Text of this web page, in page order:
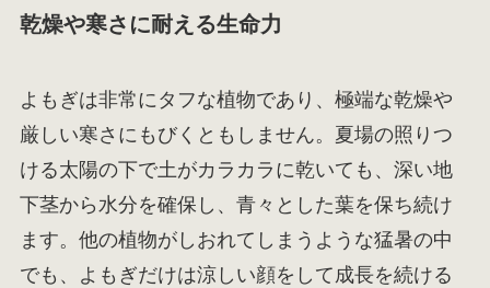
乾燥や寒さに耐える生命力
よもぎは非常にタフな植物であり、極端な乾燥や
厳しい寒さにもびくともしません。夏場の照りつ
ける太陽の下で土がカラカラに乾いても、深い地
下茎から水分を確保し、青々とした葉を保ち続け
ます。他の植物がしおれてしまうような猛暑の中
でも、よもぎだけは涼しい顔をして成長を続ける